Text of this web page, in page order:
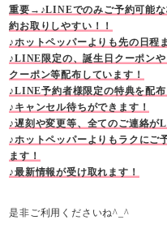
重要→♪LINEでのみご予約可能な
約お取りしやすい！！
♪ホットペッパーよりも先の日程
♪LINE限定の、誕生日クーポン
クーポン等配布しています！
♪LINE予約者様限定の特典を配布
♪キャンセル待ちができます！
♪遅刻や変更等、全てのご連絡が
♪ホットペッパーよりもラクにご
ます！
♪最新情報が受け取れます！
是非ご利用くださいね^_^